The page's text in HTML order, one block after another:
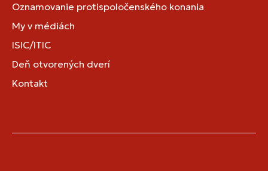
Oznamovanie protispoločenského konania
My v médiách
ISIC/ITIC
Deň otvorených dverí
Kontakt